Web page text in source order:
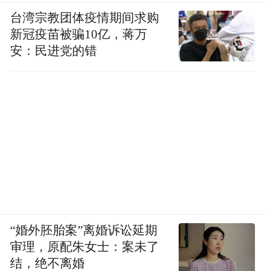
台湾宗教团体疫情期间求购
新冠疫苗被骗10亿，蒋万
安：民进党的错
“婚外胚胎案”离婚诉讼延期
审理，原配朱女士：案未了
结，绝不离婚